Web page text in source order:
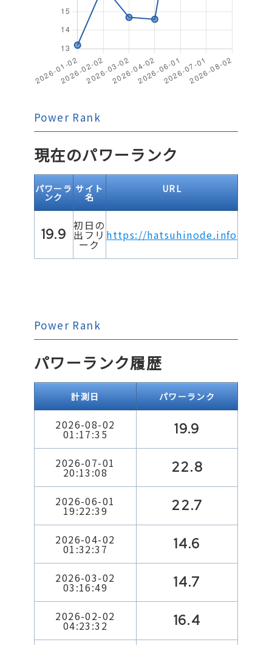
Power Rank
現在のパワーランク
パワーラ
ンク
サイト
名
URL
19.9
初日の
出フリ
ーク
https://hatsuhinode.info
Power Rank
パワーランク履歴
計測日 パワーランク
2026-08-02
01:17:35 19.9
2026-07-01
20:13:08 22.8
2026-06-01
19:22:39 22.7
2026-04-02
01:32:37 14.6
2026-03-02
03:16:49 14.7
2026-02-02
04:23:32 16.4